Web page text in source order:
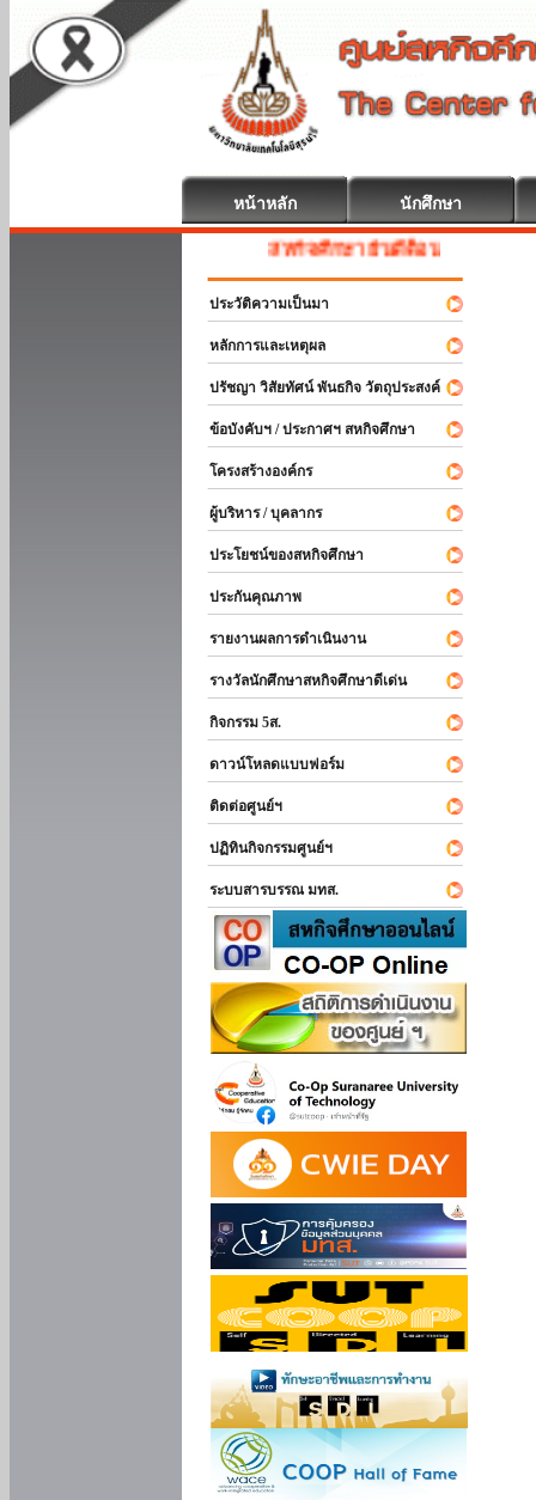
หน้าหลัก นักศึกษา
สหกิจศึกษา ยินดีต้อนรับ
ประวัติความเป็นมา
หลักการและเหตุผล
ปรัชญา วิสัยทัศน์ พันธกิจ วัตถุประสงค์
ข้อบังคับฯ / ประกาศฯ สหกิจศึกษา
โครงสร้างองค์กร
ผู้บริหาร / บุคลากร
ประโยชน์ของสหกิจศึกษา
ประกันคุณภาพ
รายงานผลการดำเนินงาน
รางวัลนักศึกษาสหกิจศึกษาดีเด่น
กิจกรรม 5ส.
ดาวน์โหลดแบบฟอร์ม
ติดต่อศูนย์ฯ
ปฏิทินกิจกรรมศูนย์ฯ
ระบบสารบรรณ มทส.